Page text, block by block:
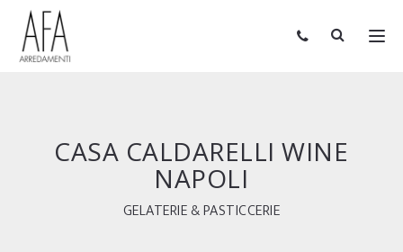
CASA CALDARELLI WINE
NAPOLI
GELATERIE & PASTICCERIE